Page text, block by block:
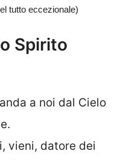
tutto eccezionale)
Spirito
a noi dal Cielo
vieni, datore dei